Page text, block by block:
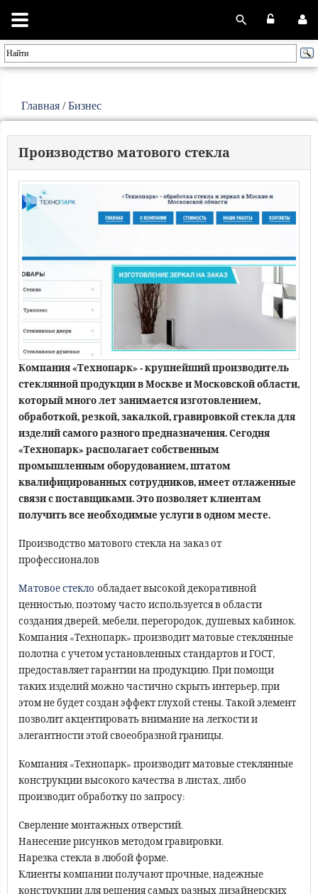
Главная /Бизнес
Производство матового стекла
Компания «Технопарк» - крупнейший производитель
стеклянной продукции в Москве и Московской области,
который много лет занимается изготовлением,
обработкой, резкой, закалкой, гравировкой стекла для
изделий самого разного предназначения. Сегодня
«Технопарк» располагает собственным
промышленным оборудованием, штатом
квалифицированных сотрудников, имеет отлаженные
связи с поставщиками. Это позволяет клиентам
получить все необходимые услуги в одном месте.
Производство матового стекла на заказ от
профессионалов
Матовое стекло обладает высокой декоративной
ценностью, поэтому часто используется в области
создания дверей, мебели, перегородок, душевых кабинок.
Компания «Технопарк» производит матовые стеклянные
полотна с учетом установленных стандартов и ГОСТ,
предоставляет гарантии на продукцию. При помощи
таких изделий можно частично скрыть интерьер, при
этом не будет создан эффект глухой стены. Такой элемент
позволит акцентировать внимание на легкости и
элегантности этой своеобразной границы.
Компания «Технопарк» производит матовые стеклянные
конструкции высокого качества в листах, либо
производит обработку по запросу:
Сверление монтажных отверстий.
Нанесение рисунков методом гравировки.
Нарезка стекла в любой форме.
Клиенты компании получают прочные, надежные
конструкции для решения самых разных дизайнерских